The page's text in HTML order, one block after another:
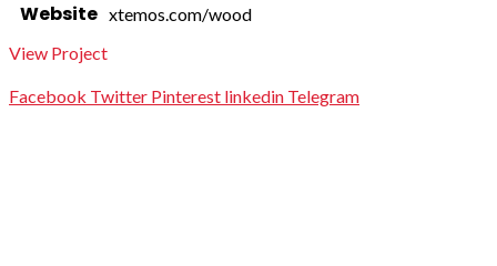
Website xtemos.com/wood
View Project
Facebook Twitter Pinterest linkedin Telegram